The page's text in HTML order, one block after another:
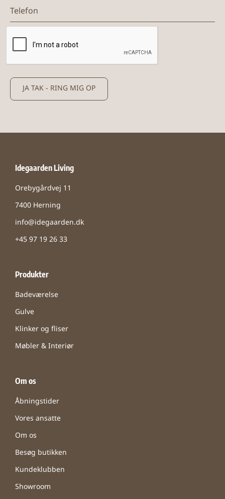
JA TAK - RING MIG OP
Idegaarden Living
Orebygårdvej 11
7400 Herning
info@idegaarden.dk
+45 97 19 26 33
Produkter
Badeværelse
Gulve
Klinker og fliser
Møbler & Interiør
Om os
Åbningstider
Vores ansatte
Om os
Besøg butikken
Kundeklubben
Showroom